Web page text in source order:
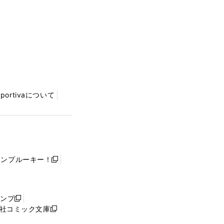
について
プルーキー！
新
ン
プ
新
し
コミック文庫
新